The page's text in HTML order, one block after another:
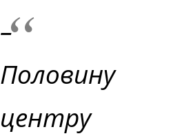
–
Половину
центру